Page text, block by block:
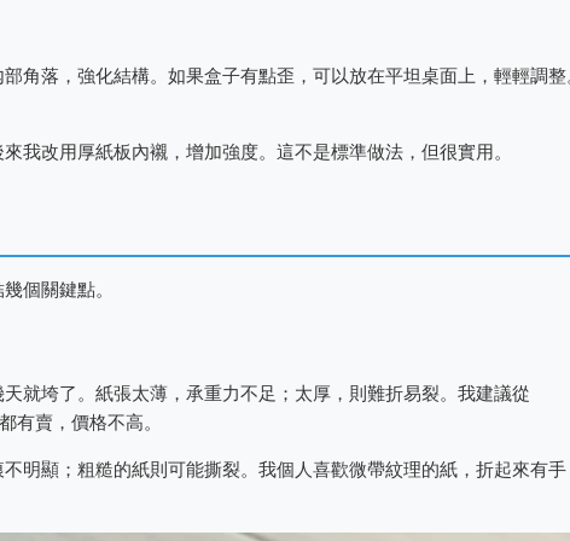
角落，強化結構。如果盒子有點歪，可以放在平坦桌面上，輕輕調
我改用厚紙板內襯，增加強度。這不是標準做法，但很實用。
個關鍵點。
就垮了。紙張太薄，承重力不足；太厚，則難折易裂。我建議從
有賣，價格不高。
明顯；粗糙的紙則可能撕裂。我個人喜歡微帶紋理的紙，折起來有手